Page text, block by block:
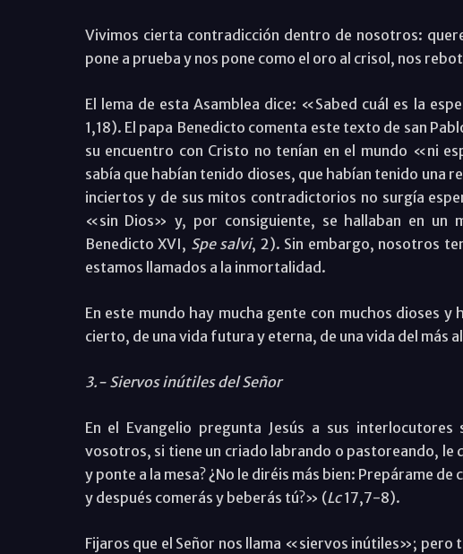
Vivimos cierta contradicción dentro de nosotros:
pone a prueba y nos pone como el oro al crisol, nos
El lema de esta Asamblea dice: «Sabed cuál es la
1,18). El papa Benedicto comenta este texto de san
su encuentro con Cristo no tenían en el mundo «ni
sabía que habían tenido dioses, que habían tenido una
inciertos y de sus mitos contradictorios no surgía
«sin Dios» y, por consiguiente, se hallaban en un
Benedicto XVI, Spe salvi, 2). Sin embargo, nosotros
estamos llamados a la inmortalidad.
En este mundo hay mucha gente con muchos dioses
cierto, de una vida futura y eterna, de una vida del más
3.- Siervos inútiles del Señor
En el Evangelio pregunta Jesús a sus
vosotros, si tiene un criado labrando o pastoreando, le
y ponte a la mesa? ¿No le diréis más bien: Prepárame
y después comerás y beberás tú?» (Lc17,7-8).
Fijaros que el Señor nos llama «siervos inútiles»; pero